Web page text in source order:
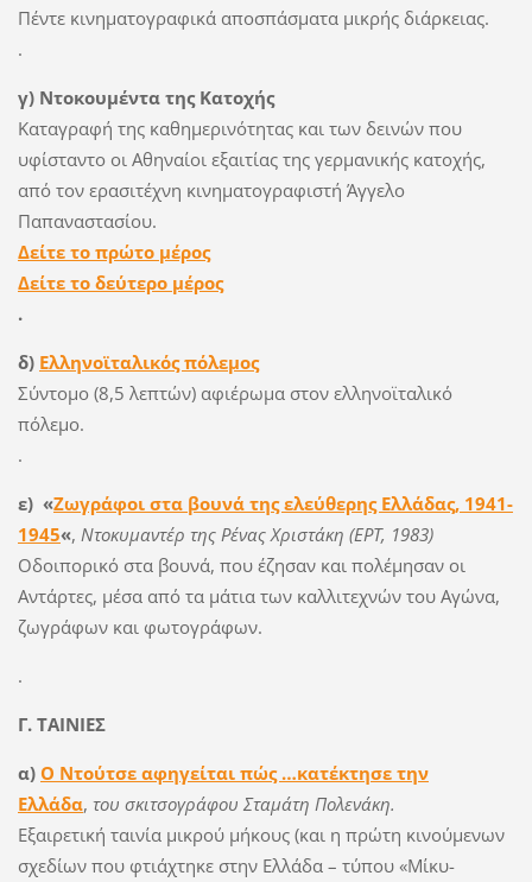
Πέντε κινηματογραφικά αποσπάσματα μικρής διάρκειας.
.
γ) Ντοκουμέντα της Κατοχής
Καταγραφή της καθημερινότητας και των δεινών που
υφίσταντο οι Αθηναίοι εξαιτίας της γερμανικής κατοχής,
από τον ερασιτέχνη κινηματογραφιστή Άγγελο
Παπαναστασίου.
Δείτε το πρώτο μέρος
Δείτε το δεύτερο μέρος
.
δ) Ελληνοϊταλικός πόλεμος
Σύντομο (8,5 λεπτών) αφιέρωμα στον ελληνοϊταλικό
πόλεμο.
.
ε) «Ζωγράφοι στα βουνά της ελεύθερης Ελλάδας, 1941-
1945«, Ντοκυμαντέρ της Ρένας Χριστάκη (ΕΡΤ, 1983)
Οδοιπορικό στα βουνά, που έζησαν και πολέμησαν οι
Αντάρτες, μέσα από τα μάτια των καλλιτεχνών του Αγώνα,
ζωγράφων και φωτογράφων.
.
Γ. ΤΑΙΝΙΕΣ
α) Ο Ντούτσε αφηγείται πώς …κατέκτησε την
Ελλάδα, του σκιτσογράφου Σταμάτη Πολενάκη.
Εξαιρετική ταινία μικρού μήκους (και η πρώτη κινούμενων
σχεδίων που φτιάχτηκε στην Ελλάδα – τύπου «Μίκυ-